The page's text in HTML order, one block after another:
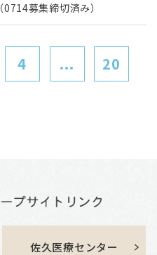
募集締切済み）
4 ... 20
佐久医療センター